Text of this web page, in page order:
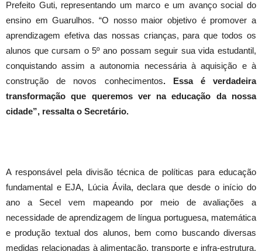
Prefeito Guti, representando um marco e um avanço social do
ensino em Guarulhos. “O nosso maior objetivo é promover a
aprendizagem efetiva das nossas crianças, para que todos os
alunos que cursam o 5º ano possam seguir sua vida estudantil,
conquistando assim a autonomia necessária à aquisição e à
construção de novos conhecimentos. Essa é verdadeira
transformação que queremos ver na educação da nossa
cidade”, ressalta o Secretário.
A responsável pela divisão técnica de políticas para educação
fundamental e EJA, Lúcia Ávila, declara que desde o início do
ano a Secel vem mapeando por meio de avaliações a
necessidade de aprendizagem de língua portuguesa, matemática
e produção textual dos alunos, bem como buscando diversas
medidas relacionadas à alimentação, transporte e infra-estrutura,